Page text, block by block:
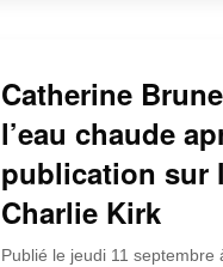
Catherine
l’eau chaude
publication sur
Charlie Kirk
Publié le jeudi 11 septembre